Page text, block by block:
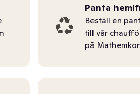
Panta
Beställ en
till vår
på